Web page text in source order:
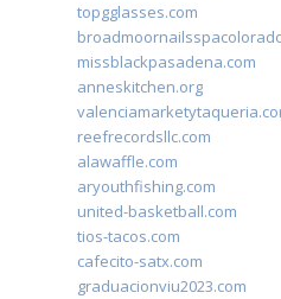
topgglasses.com
missblackpasadena.com
anneskitchen.org
reefrecordsllc.com
alawaffle.com
aryouthfishing.com
united-basketball.com
tios-tacos.com
cafecito-satx.com
graduacionviu2023.com